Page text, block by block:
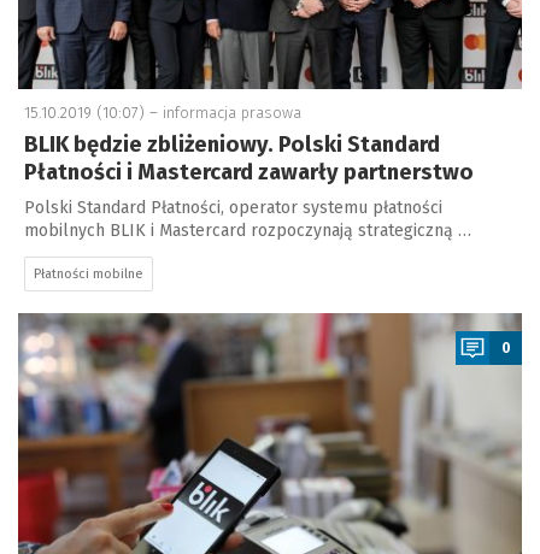
15.10.2019 (10:07) – informacja prasowa
BLIK będzie zbliżeniowy. Polski Standard
Płatności i Mastercard zawarły partnerstwo
Polski Standard Płatności, operator systemu płatności
mobilnych BLIK i Mastercard rozpoczynają strategiczną …
Płatności mobilne
a
0